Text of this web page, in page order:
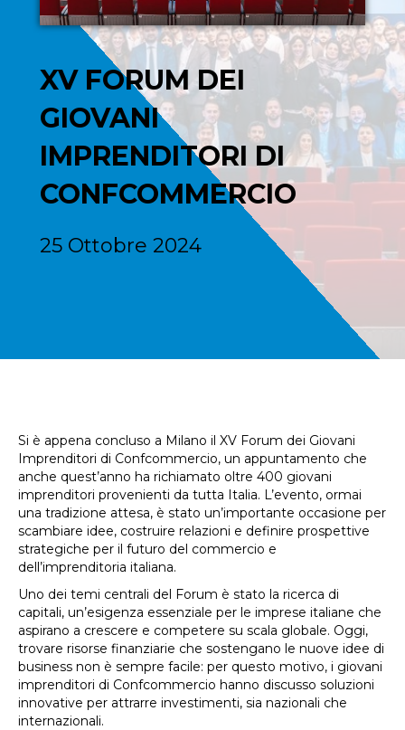
XV FORUM DEI
GIOVANI
IMPRENDITORI DI
CONFCOMMERCIO
25 Ottobre 2024
Si è appena concluso a Milano il XV Forum dei Giovani
Imprenditori di Confcommercio, un appuntamento che
anche quest’anno ha richiamato oltre 400 giovani
imprenditori provenienti da tutta Italia. L’evento, ormai
una tradizione attesa, è stato un’importante occasione per
scambiare idee, costruire relazioni e definire prospettive
strategiche per il futuro del commercio e
dell’imprenditoria italiana.
Uno dei temi centrali del Forum è stato la ricerca di
capitali, un’esigenza essenziale per le imprese italiane che
aspirano a crescere e competere su scala globale. Oggi,
trovare risorse finanziarie che sostengano le nuove idee di
business non è sempre facile: per questo motivo, i giovani
imprenditori di Confcommercio hanno discusso soluzioni
innovative per attrarre investimenti, sia nazionali che
internazionali.